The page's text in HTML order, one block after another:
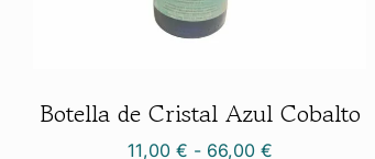
Botella de Cristal Azul Cobalto
11,00 € - 66,00 €